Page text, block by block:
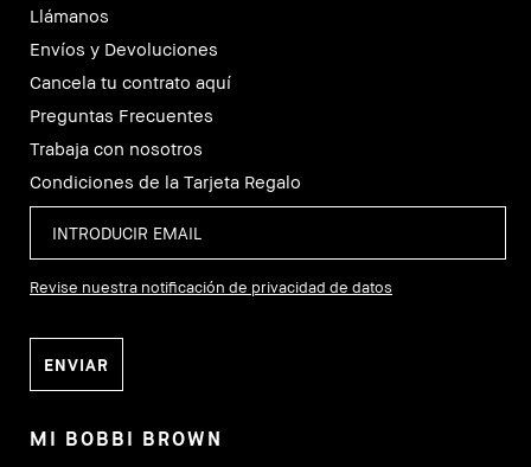
Llámanos
Envíos y Devoluciones
Cancela tu contrato aquí
Preguntas Frecuentes
Trabaja con nosotros
Condiciones de la Tarjeta Regalo
Revise nuestra notificación de privacidad de datos
MI BOBBI BROWN